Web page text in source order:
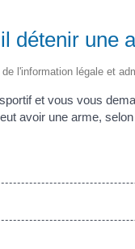
détenir une
l'information légale et
et vous vous
avoir une arme,